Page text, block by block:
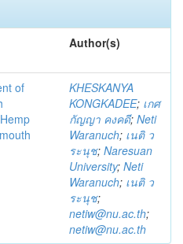
Author(s)
of
KHESKANYA
KONGKADEE; เกศ
กัญญา คงคดี; Neti
Waranuch; เนติ ว
ระนุช; Naresuan
University; Neti
Waranuch; เนติ ว
ระนุช;
netiw@nu.ac.th;
netiw@nu.ac.th